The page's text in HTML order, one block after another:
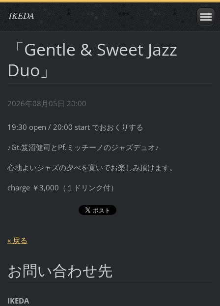
IKEDA
「Gentle & Sweet Jazz
Duo」
2026年08月05日 20:00
19:30 open / 20:00 start でおおくりする
♪Gt.笈沼健司とPf.ミッチーノのジャズデュオ♪
心地よいジャズの夕べを寛いでお楽しみ頂けます。
charge ￥3,000（１ドリンク付）
« 戻る
お問い合わせ先
IKEDA